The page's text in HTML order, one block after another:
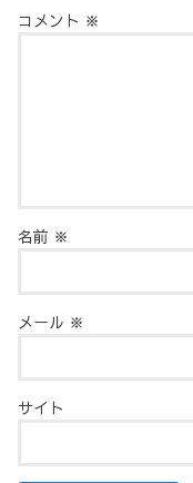
コメント ※
名前 ※
メール ※
サイト